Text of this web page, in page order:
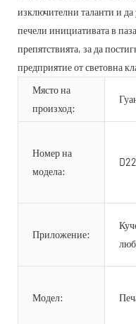
изключителни таланти и
печели инициативата в
препятствията, за да
предприятие от световна
Място на
произход:
Номер на
модела:
Приложение:
Модел: